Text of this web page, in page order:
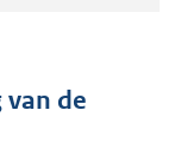
de